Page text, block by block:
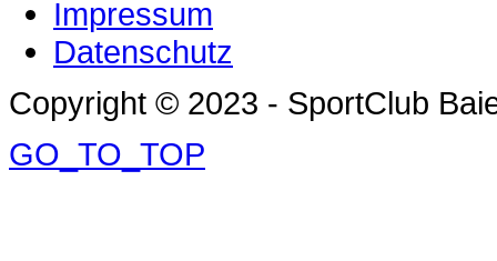
Impressum
Datenschutz
Copyright © 2023 - SportClub
GO_TO_TOP